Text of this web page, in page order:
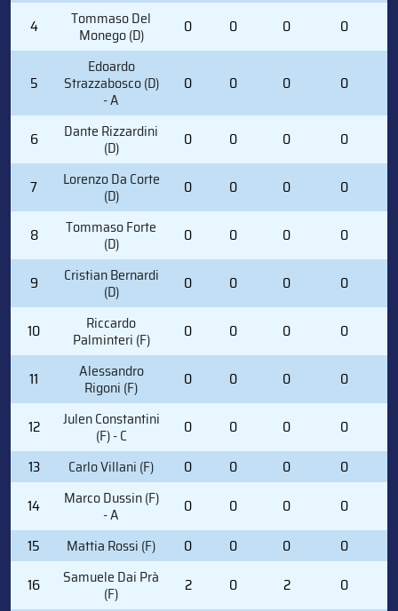
4
Tommaso Del
Monego (D) 0 0 0 0
5
Edoardo
Strazzabosco (D)
- A
0 0 0 0
6 Dante Rizzardini
(D) 0 0 0 0
7 Lorenzo Da Corte
(D) 0 0 0 0
8 Tommaso Forte
(D) 0 0 0 0
9 Cristian Bernardi
(D) 0 0 0 0
10 Riccardo
Palminteri (F) 0 0 0 0
11 Alessandro
Rigoni (F) 0 0 0 0
12 Julen Constantini
(F) - C 0 0 0 0
13
Carlo Villani (F) 0 0 0 0
14
Marco Dussin (F)
- A 0 0 0 0
15
Mattia Rossi (F) 0 0 0 0
16
Samuele Dai Prà
(F) 2 0 2 0